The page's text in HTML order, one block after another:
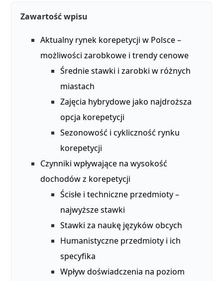
Zawartość wpisu
Aktualny rynek korepetycji w Polsce –
możliwości zarobkowe i trendy cenowe
Średnie stawki i zarobki w różnych
miastach
Zajęcia hybrydowe jako najdroższa
opcja korepetycji
Sezonowość i cykliczność rynku
korepetycji
Czynniki wpływające na wysokość
dochodów z korepetycji
Ścisłe i techniczne przedmioty –
najwyższe stawki
Stawki za naukę języków obcych
Humanistyczne przedmioty i ich
specyfika
Wpływ doświadczenia na poziom